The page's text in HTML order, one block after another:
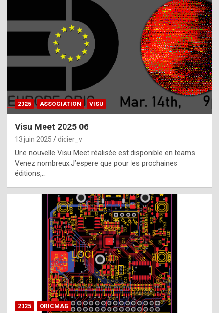
h
a
t
t
e
b
e
s
t
p
h
o
n
2025 ASSOCIATION VISU
Visu Meet 2025 06
13 juin 2025 didier_v
Une nouvelle Visu Meet réalisée est disponible en teams.
Venez nombreux.J’espere que pour les prochaines
éditions,…
2025 ORICMAG